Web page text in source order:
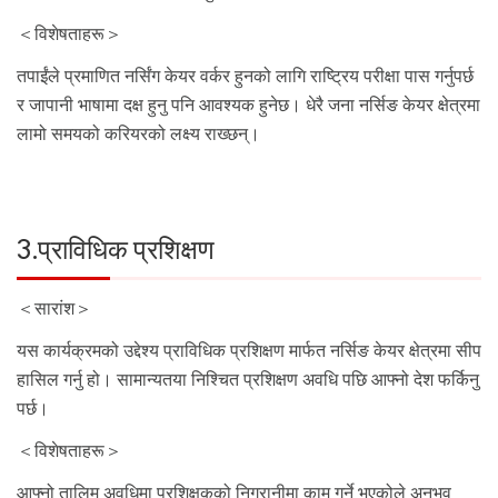
＜विशेषताहरू＞
तपाईंले प्रमाणित नर्सिंग केयर वर्कर हुनको लागि राष्ट्रिय परीक्षा पास गर्नुपर्छ
र जापानी भाषामा दक्ष हुनु पनि आवश्यक हुनेछ। धेरै जना नर्सिङ केयर क्षेत्रमा
लामो समयको करियरको लक्ष्य राख्छन्।
3.प्राविधिक प्रशिक्षण
＜सारांश＞
यस कार्यक्रमको उद्देश्य प्राविधिक प्रशिक्षण मार्फत नर्सिङ केयर क्षेत्रमा सीप
हासिल गर्नु हो। सामान्यतया निश्चित प्रशिक्षण अवधि पछि आफ्नो देश फर्किनु
पर्छ।
＜विशेषताहरू＞
आफ्नो तालिम अवधिमा प्रशिक्षकको निगरानीमा काम गर्ने भएको‍ले अनुभव